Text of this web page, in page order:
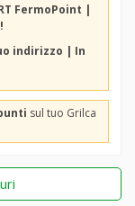
FermoPoint |
indirizzo | In
sul tuo Grilca